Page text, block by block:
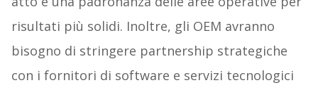
risultati più solidi. Inoltre, gli OEM avranno
bisogno di stringere partnership strategiche
con i fornitori di software e servizi tecnologici